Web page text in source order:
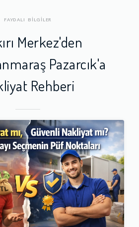
FAYDALI BİLGİLER
Merkez'den
Pazarcık'a
Rehberi